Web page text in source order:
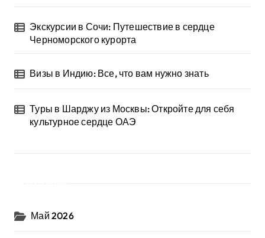
Экскурсии в Сочи: Путешествие в сердце
Черноморского курорта
Визы в Индию: Все, что вам нужно знать
Туры в Шарджу из Москвы: Откройте для себя
культурное сердце ОАЭ
Май 2026